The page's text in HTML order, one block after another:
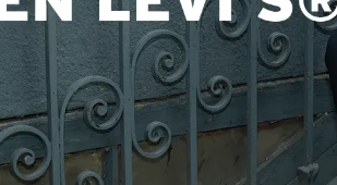
10. 501 mujer